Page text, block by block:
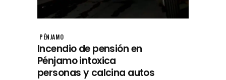
PÉNJAMO
Incendio de pensión en
Pénjamo intoxica
personas y calcina autos